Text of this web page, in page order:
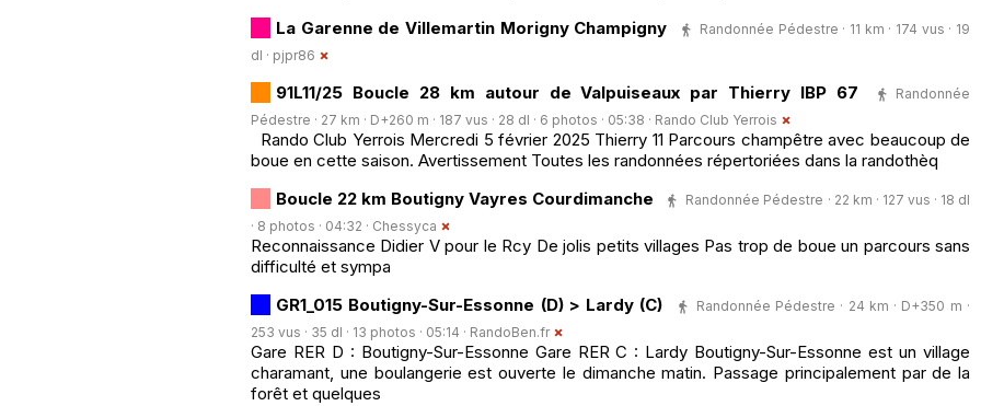
La Garenne de Villemartin Morigny Champigny
Randonnée Pédestre · 11 km · 174 vus · 19
dl · pjpr86
91L11/25 Boucle 28 km autour de Valpuiseaux par Thierry IBP 67
Randonnée
Pédestre · 27 km · D+260 m · 187 vus · 28 dl · 6 photos · 05:38 · Rando Club Yerrois
Rando Club Yerrois Mercredi 5 février 2025 Thierry 11 Parcours champêtre avec beaucoup de
boue en cette saison. Avertissement Toutes les randonnées répertoriées dans la randothèq
Boucle 22 km Boutigny Vayres Courdimanche
Randonnée Pédestre · 22 km · 127 vus · 18 dl
· 8 photos · 04:32 · Chessyca
Reconnaissance Didier V pour le Rcy De jolis petits villages Pas trop de boue un parcours sans
difficulté et sympa
GR1_015 Boutigny-Sur-Essonne (D) > Lardy (C)
Randonnée Pédestre · 24 km · D+350 m ·
253 vus · 35 dl · 13 photos · 05:14 · RandoBen.fr
Gare RER D : Boutigny-Sur-Essonne Gare RER C : Lardy Boutigny-Sur-Essonne est un village
charamant, une boulangerie est ouverte le dimanche matin. Passage principalement par de la
forêt et quelques